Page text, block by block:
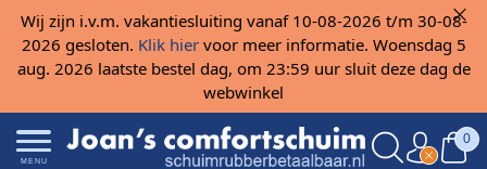
Wij zijn i.v.m. vakantiesluiting vanaf 10-08-2026 t/m 30-08-
2026 gesloten. Klik hiervoor meer informatie. Woensdag 5
aug. 2026 laatste bestel dag, om 23:59 uur sluit deze dag de
webwinkel
MENU
0